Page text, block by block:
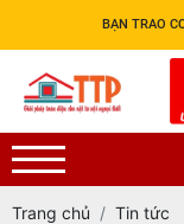
BẠN TRAO
Trang chủ
Tin tức